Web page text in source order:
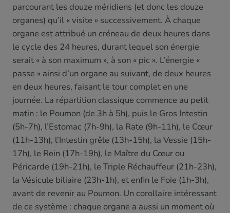
parcourant les douze méridiens (et donc les douze
organes) qu’il « visite » successivement. À chaque
organe est attribué un créneau de deux heures dans
le cycle des 24 heures, durant lequel son énergie
serait « à son maximum », à son « pic ». L’énergie «
passe » ainsi d’un organe au suivant, de deux heures
en deux heures, faisant le tour complet en une
journée. La répartition classique commence au petit
matin : le Poumon (de 3h à 5h), puis le Gros Intestin
(5h-7h), l’Estomac (7h-9h), la Rate (9h-11h), le Cœur
(11h-13h), l’Intestin grêle (13h-15h), la Vessie (15h-
17h), le Rein (17h-19h), le Maître du Cœur ou
Péricarde (19h-21h), le Triple Réchauffeur (21h-23h),
la Vésicule biliaire (23h-1h), et enfin le Foie (1h-3h),
avant de revenir au Poumon. Un corollaire intéressant
de ce système : chaque organe a aussi un moment où